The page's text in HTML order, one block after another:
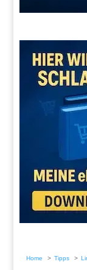
Home Tipps